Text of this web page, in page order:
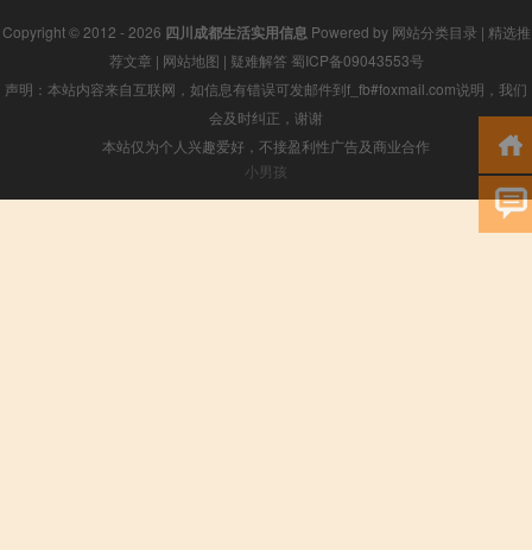
Copyright © 2012 - 2026 四川成都生活实用信息 Powered by 网站分类目录 | 精选推
荐文章 | 网站地图 | 疑难解答 蜀ICP备09043553号
声明：本站内容来自互联网，如信息有错误可发邮件到f_fb#foxmail.com说明，我们
会及时纠正，谢谢
本站仅为个人兴趣爱好，不接盈利性广告及商业合作
小男孩